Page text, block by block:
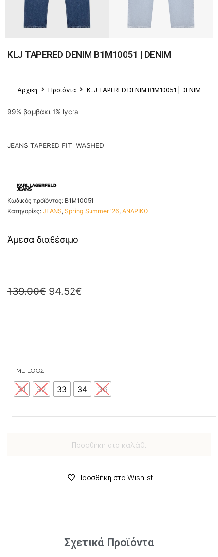
KLJ TAPERED DENIM B1M10051 | DENIM
Αρχική Προϊόντα KLJ TAPERED DENIM B1M10051 | DENIM
99% βαμβάκι 1% lycra
JEANS TAPERED FIT, WASHED
Κωδικός προϊόντος: B1M10051
Κατηγορίες: JEANS, Spring Summer '26, ΑΝΔΡΙΚΟ
Άμεσα διαθέσιμο
139.00€ 94.52€
ΜΕΓΕΘΟΣ
31 32 33 34 36
Προσθήκη στο καλάθι
Προσθήκη στο Wishlist
Σχετικά Προϊόντα